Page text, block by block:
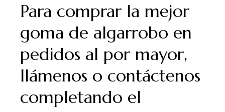
Para comprar la mejor
goma de algarrobo en
pedidos al por mayor,
llámenos o contáctenos
completando el